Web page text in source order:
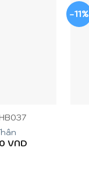
VND
-11%